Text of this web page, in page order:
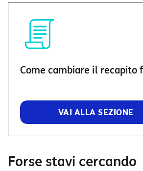
Come cambiare il recapito
VAI ALLA SEZIONE
Forse stavi cercando